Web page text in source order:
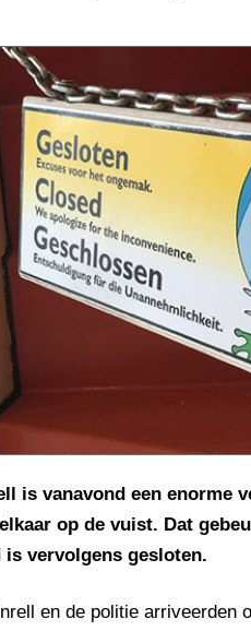
is vanavond een enorme
op de vuist. Dat
is vervolgens gesloten.
en de politie arriveerden